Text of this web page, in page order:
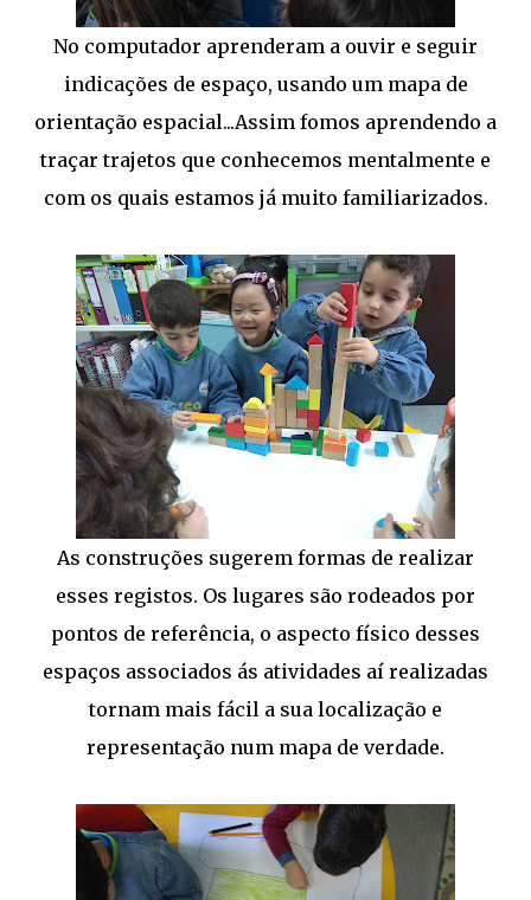
No computador aprenderam a ouvir e seguir
indicações de espaço, usando um mapa de
orientação espacial...Assim fomos aprendendo a
traçar trajetos que conhecemos mentalmente e
com os quais estamos já muito familiarizados.
As construções sugerem formas de realizar
esses registos. Os lugares são rodeados por
pontos de referência, o aspecto físico desses
espaços associados ás atividades aí realizadas
tornam mais fácil a sua localização e
representação num mapa de verdade.